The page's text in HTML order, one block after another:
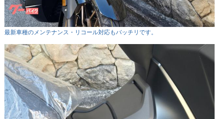
最新車種のメンテナンス・リコール対応もバッチリです。